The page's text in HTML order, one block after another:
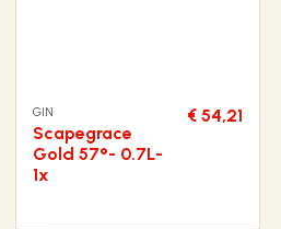
GIN
Scapegrace
Gold 57°- 0.7L-
1x
€ 54,21